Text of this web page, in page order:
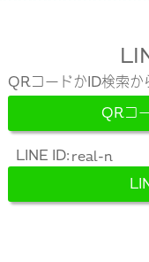
QRコードかID検索か
QRコ
LINE ID: